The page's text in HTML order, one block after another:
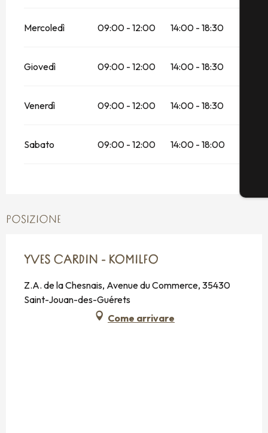
Mercoledì 09:00 - 12:00 14:00 - 18:30
Giovedì 09:00 - 12:00 14:00 - 18:30
Venerdì 09:00 - 12:00 14:00 - 18:30
Sabato 09:00 - 12:00 14:00 - 18:00
POSIZIONE
YVES CARDIN - KOMILFO
Z.A. de la Chesnais, Avenue du Commerce, 35430
Saint-Jouan-des-Guérets
Come arrivare